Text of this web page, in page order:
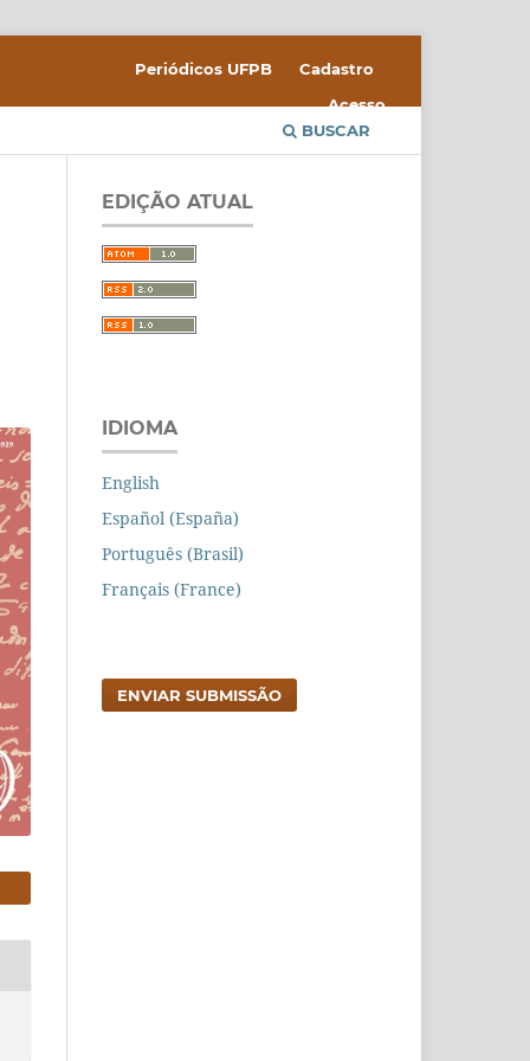
BUSCAR
Periódicos UFPB
Cadastro
Acesso
EDIÇÃO ATUAL
IDIOMA
English
Español (España)
Português (Brasil)
Français (France)
ENVIAR SUBMISSÃO